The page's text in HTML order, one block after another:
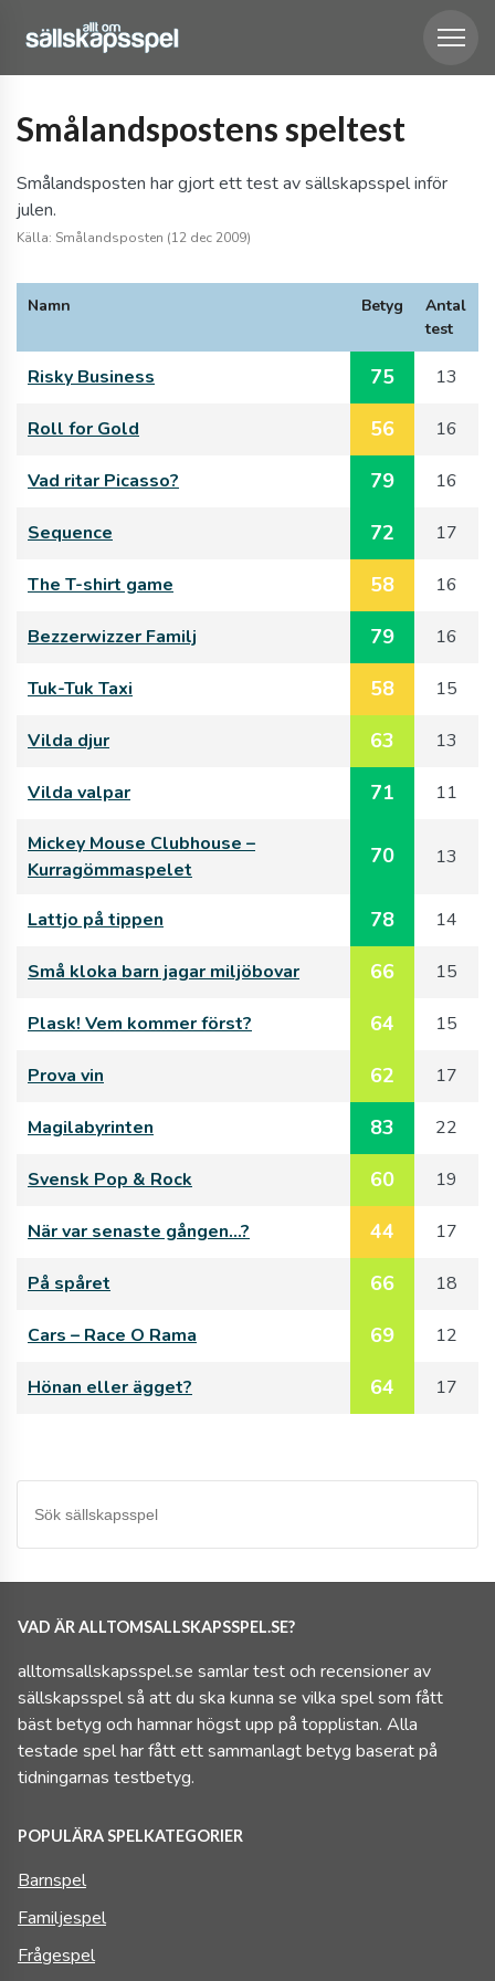
Smålandspostens speltest
Smålandsposten har gjort ett test av sällskapsspel inför
julen.
Källa: Smålandsposten (12 dec 2009)
Namn Betyg
Antal
test
Risky Business 75 13
Roll for Gold 56 16
Vad ritar Picasso? 79 16
Sequence 72 17
The T-shirt game 58 16
Bezzerwizzer Familj 79 16
Tuk-Tuk Taxi 58 15
Vilda djur 63 13
Vilda valpar 71 11
Mickey Mouse Clubhouse –
Kurragömmaspelet
70 13
Lattjo på tippen 78 14
Små kloka barn jagar miljöbovar 66 15
Plask! Vem kommer först? 64 15
Prova vin 62 17
Magilabyrinten 83 22
Svensk Pop & Rock 60 19
När var senaste gången…? 44 17
På spåret 66 18
Cars – Race O Rama 69 12
Hönan eller ägget? 64 17
VAD ÄR ALLTOMSALLSKAPSSPEL.SE?
alltomsallskapsspel.se samlar test och recensioner av
sällskapsspel så att du ska kunna se vilka spel som fått
bäst betyg och hamnar högst upp på topplistan. Alla
testade spel har fått ett sammanlagt betyg baserat på
tidningarnas testbetyg.
POPULÄRA SPELKATEGORIER
Barnspel
Familjespel
Frågespel